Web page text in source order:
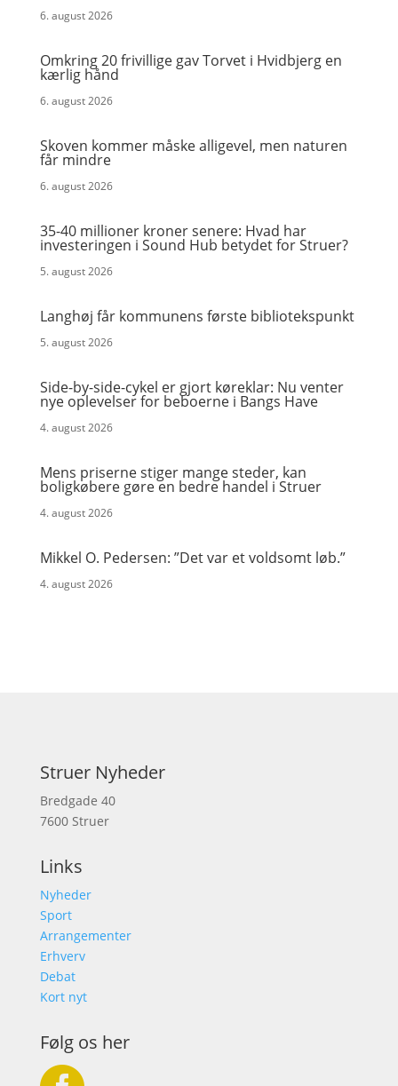
6. august 2026
Omkring 20 frivillige gav Torvet i Hvidbjerg en
kærlig hånd
6. august 2026
Skoven kommer måske alligevel, men naturen
får mindre
6. august 2026
35-40 millioner kroner senere: Hvad har
investeringen i Sound Hub betydet for Struer?
5. august 2026
Langhøj får kommunens første bibliotekspunkt
5. august 2026
Side-by-side-cykel er gjort køreklar: Nu venter
nye oplevelser for beboerne i Bangs Have
4. august 2026
Mens priserne stiger mange steder, kan
boligkøbere gøre en bedre handel i Struer
4. august 2026
Mikkel O. Pedersen: ”Det var et voldsomt løb.”
4. august 2026
Struer Nyheder
Bredgade 40
7600 Struer
Links
Nyheder
Sport
Arrangementer
Erhverv
Debat
Kort nyt
Følg os her